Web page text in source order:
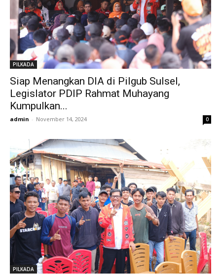
PILKADA
Siap Menangkan DIA di Pilgub Sulsel,
Legislator PDIP Rahmat Muhayang
Kumpulkan...
admin - November 14, 2024 0
PILKADA